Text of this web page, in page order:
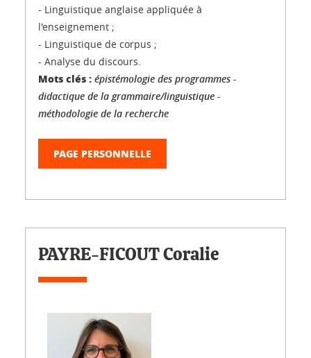
- Linguistique anglaise appliquée à
l'enseignement ;
- Linguistique de corpus ;
- Analyse du discours.
Mots clés : épistémologie des programmes -
didactique de la grammaire/linguistique -
méthodologie de la recherche
PAGE PERSONNELLE
PAYRE-FICOUT Coralie